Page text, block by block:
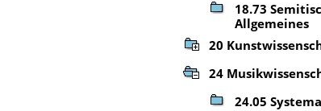
18.73
Allgemeines
20
24
24.05